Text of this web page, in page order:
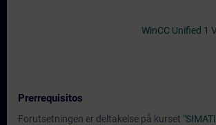
WinCC Unified 1
Prerrequisitos
Forutsetningen er deltakelse på kurset